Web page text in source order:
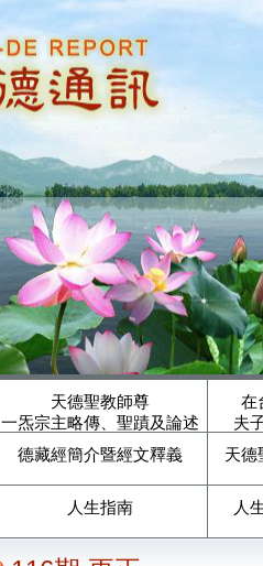
天德聖教師尊
一炁宗主略傳、聖蹟及論述
在
夫
德藏經簡介暨經文釋義 天德
人生指南 人